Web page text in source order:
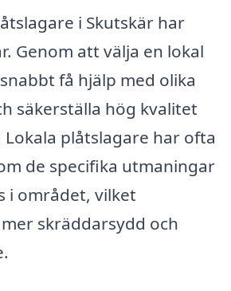
i Skutskär har
Genom att välja en lokal
få hjälp med olika
säkerställa hög kvalitet
plåtslagare har ofta
de specifika utmaningar
i området, vilket
skräddarsydd och